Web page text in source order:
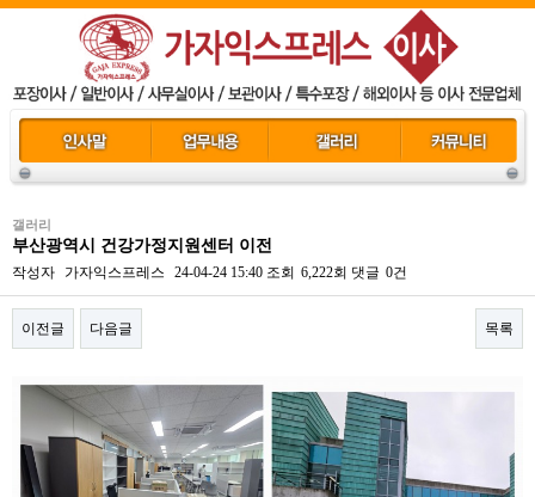
갤러리
부산광역시 건강가정지원센터 이전
작성자 가자익스프레스 24-04-24 15:40 조회 6,222회 댓글 0건
이전글 다음글 목록
본문